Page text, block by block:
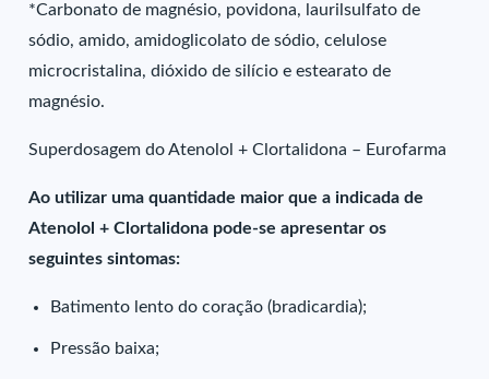
*Carbonato de magnésio, povidona, laurilsulfato de
sódio, amido, amidoglicolato de sódio, celulose
microcristalina, dióxido de silício e estearato de
magnésio.
Superdosagem do Atenolol + Clortalidona – Eurofarma
Ao utilizar uma quantidade maior que a indicada de
Atenolol + Clortalidona pode-se apresentar os
seguintes sintomas:
Batimento lento do coração (bradicardia);
Pressão baixa;